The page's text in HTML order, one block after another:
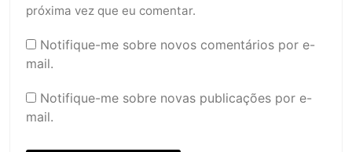
próxima vez que eu comentar.
Notifique-me sobre novos comentários por e-
mail.
Notifique-me sobre novas publicações por e-
mail.